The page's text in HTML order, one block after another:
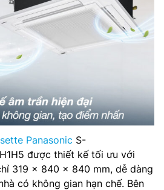
Panasonic S-
được thiết kế tối ưu với
319 x 840 x 840 mm, dễ dàng
có không gian hạn chế. Bên